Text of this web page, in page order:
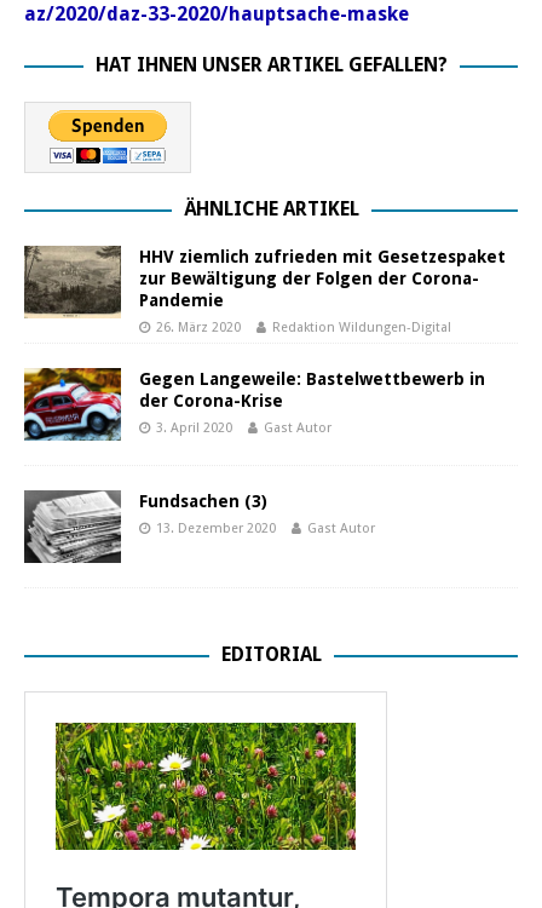
az/2020/daz-33-2020/hauptsache-maske
HAT IHNEN UNSER ARTIKEL GEFALLEN?
ÄHNLICHE ARTIKEL
HHV ziemlich zufrieden mit Gesetzespaket
zur Bewältigung der Folgen der Corona-
Pandemie
26. März 2020 Redaktion Wildungen-Digital
Gegen Langeweile: Bastelwettbewerb in
der Corona-Krise
3. April 2020 Gast Autor
Fundsachen (3)
13. Dezember 2020 Gast Autor
EDITORIAL